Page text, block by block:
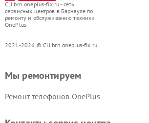
СЦ brn.oneplus-fix.ru - сеть
сервисных центров в Барнауле по
ремонту и обслуживанию техники
OnePlus
2021-2026 © СЦ brn.oneplus-fix.ru
Мы ремонтируем
Ремонт телефонов OnePlus